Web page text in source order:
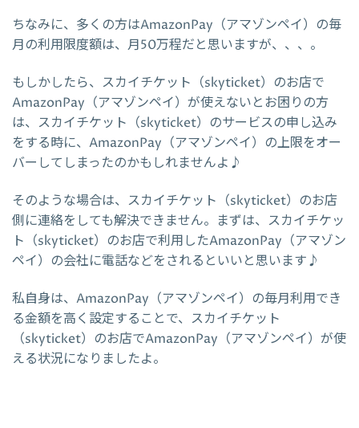
ちなみに、多くの方はAmazonPay（アマゾンペイ）の毎
月の利用限度額は、月50万程だと思いますが、、、。
もしかしたら、スカイチケット（skyticket）のお店で
AmazonPay（アマゾンペイ）が使えないとお困りの方
は、スカイチケット（skyticket）のサービスの申し込み
をする時に、AmazonPay（アマゾンペイ）の上限をオー
バーしてしまったのかもしれませんよ♪
そのような場合は、スカイチケット（skyticket）のお店
側に連絡をしても解決できません。まずは、スカイチケッ
ト（skyticket）のお店で利用したAmazonPay（アマゾン
ペイ）の会社に電話などをされるといいと思います♪
私自身は、AmazonPay（アマゾンペイ）の毎月利用でき
る金額を高く設定することで、スカイチケット
（skyticket）のお店でAmazonPay（アマゾンペイ）が使
える状況になりましたよ。